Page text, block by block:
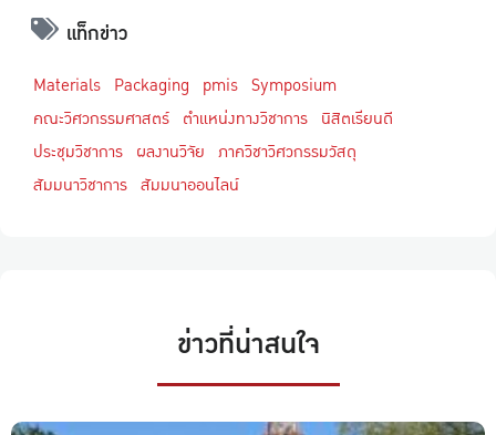
แท็กข่าว
Materials Packaging pmis Symposium
คณะวิศวกรรมศาสตร์ ตำแหน่งทางวิชาการ นิสิตเรียนดี
ประชุมวิชาการ ผลงานวิจัย ภาควิชาวิศวกรรมวัสดุ
สัมมนาวิชาการ สัมมนาออนไลน์
ข่าวที่น่าสนใจ